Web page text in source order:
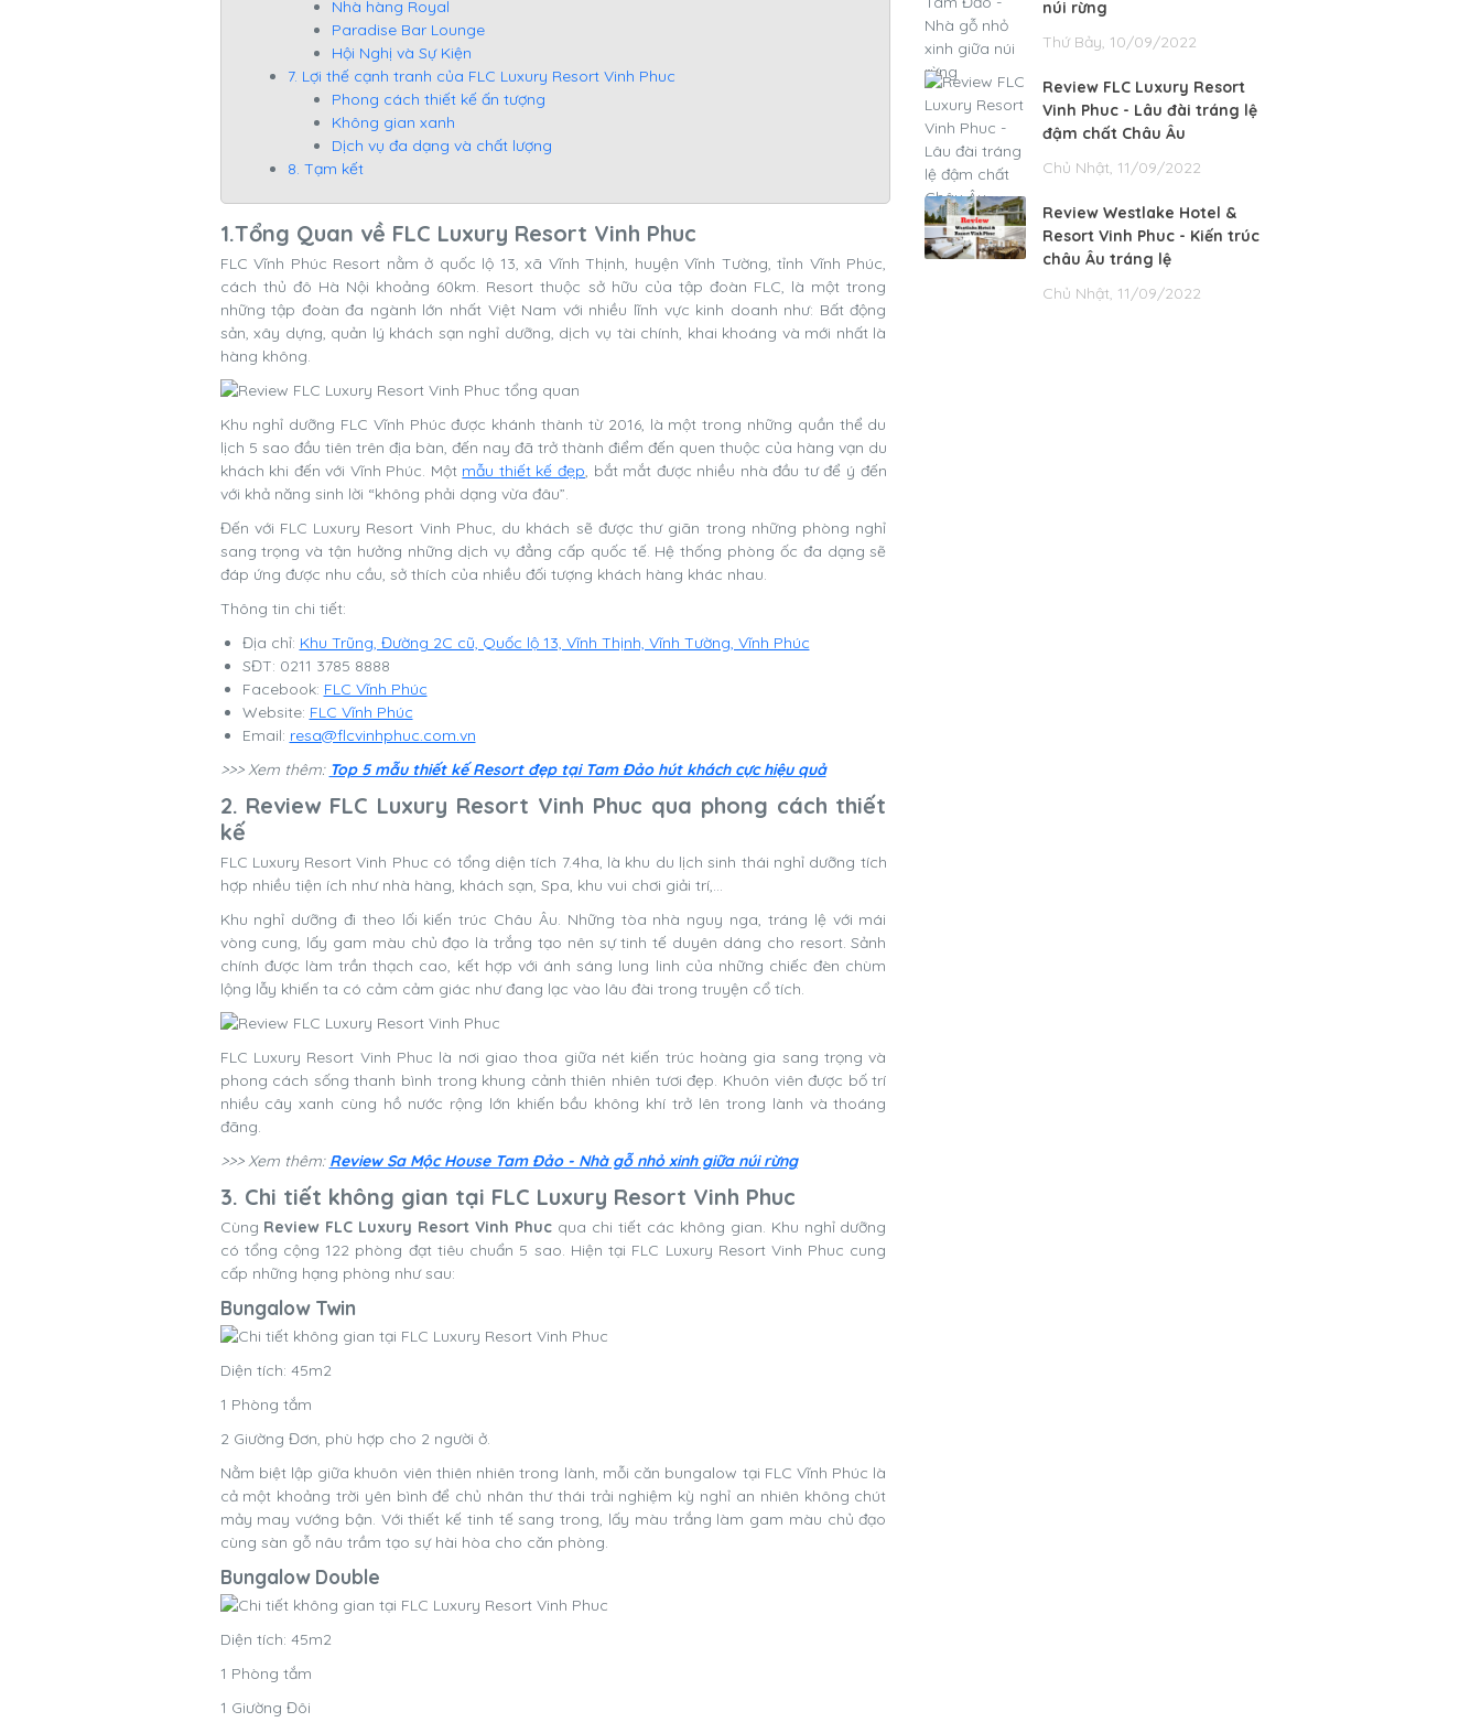
Nhà hàng Royal
Paradise Bar Lounge
Hội Nghị và Sự Kiện
7. Lợi thế cạnh tranh của FLC Luxury Resort Vinh Phuc
Phong cách thiết kế ấn tượng
Không gian xanh
Dịch vụ đa dạng và chất lượng
8. Tạm kết
1.Tổng Quan về FLC Luxury Resort Vinh Phuc
FLC Vĩnh Phúc Resort nằm ở quốc lộ 13, xã Vĩnh Thịnh, huyện Vĩnh Tường, tỉnh Vĩnh Phúc,
cách thủ đô Hà Nội khoảng 60km. Resort thuộc sở hữu của tập đoàn FLC, là một trong
những tập đoàn đa ngành lớn nhất Việt Nam với nhiều lĩnh vực kinh doanh như: Bất động
sản, xây dựng, quản lý khách sạn nghỉ dưỡng, dịch vụ tài chính, khai khoáng và mới nhất là
hàng không.
Khu nghỉ dưỡng FLC Vĩnh Phúc được khánh thành từ 2016, là một trong những quần thể du
lịch 5 sao đầu tiên trên địa bàn, đến nay đã trở thành điểm đến quen thuộc của hàng vạn du
khách khi đến với Vĩnh Phúc. Một mẫu thiết kế đẹp, bắt mắt được nhiều nhà đầu tư để ý đến
với khả năng sinh lời “không phải dạng vừa đâu”.
Đến với FLC Luxury Resort Vinh Phuc, du khách sẽ được thư giãn trong những phòng nghỉ
sang trọng và tận hưởng những dịch vụ đẳng cấp quốc tế. Hệ thống phòng ốc đa dạng sẽ
đáp ứng được nhu cầu, sở thích của nhiều đối tượng khách hàng khác nhau.
Thông tin chi tiết:
Địa chỉ: Khu Trũng, Đường 2C cũ, Quốc lộ 13, Vĩnh Thịnh, Vĩnh Tường, Vĩnh Phúc
SĐT: 0211 3785 8888
Facebook: FLC Vĩnh Phúc
Website: FLC Vĩnh Phúc
Email: resa@flcvinhphuc.com.vn
>>> Xem thêm: Top 5 mẫu thiết kế Resort đẹp tại Tam Đảo hút khách cực hiệu quả
2. Review FLC Luxury Resort Vinh Phuc qua phong cách thiết
kế
FLC Luxury Resort Vinh Phuc có tổng diện tích 7.4ha, là khu du lịch sinh thái nghỉ dưỡng tích
hợp nhiều tiện ích như nhà hàng, khách sạn, Spa, khu vui chơi giải trí,…
Khu nghỉ dưỡng đi theo lối kiến trúc Châu Âu. Những tòa nhà nguy nga, tráng lệ với mái
vòng cung, lấy gam màu chủ đạo là trắng tạo nên sự tinh tế duyên dáng cho resort. Sảnh
chính được làm trần thạch cao, kết hợp với ánh sáng lung linh của những chiếc đèn chùm
lộng lẫy khiến ta có cảm cảm giác như đang lạc vào lâu đài trong truyện cổ tích.
FLC Luxury Resort Vinh Phuc là nơi giao thoa giữa nét kiến trúc hoàng gia sang trọng và
phong cách sống thanh bình trong khung cảnh thiên nhiên tươi đẹp. Khuôn viên được bố trí
nhiều cây xanh cùng hồ nước rộng lớn khiến bầu không khí trở lên trong lành và thoáng
đãng.
>>> Xem thêm: Review Sa Mộc House Tam Đảo - Nhà gỗ nhỏ xinh giữa núi rừng
3. Chi tiết không gian tại FLC Luxury Resort Vinh Phuc
Cùng Review FLC Luxury Resort Vinh Phuc qua chi tiết các không gian. Khu nghỉ dưỡng
có tổng cộng 122 phòng đạt tiêu chuẩn 5 sao. Hiện tại FLC Luxury Resort Vinh Phuc cung
cấp những hạng phòng như sau:
Bungalow Twin
Diện tích: 45m2
1 Phòng tắm
2 Giường Đơn, phù hợp cho 2 người ở.
Nằm biệt lập giữa khuôn viên thiên nhiên trong lành, mỗi căn bungalow tại FLC Vĩnh Phúc là
cả một khoảng trời yên bình để chủ nhân thư thái trải nghiệm kỳ nghỉ an nhiên không chút
mảy may vướng bận. Với thiết kế tinh tế sang trong, lấy màu trắng làm gam màu chủ đạo
cùng sàn gỗ nâu trầm tạo sự hài hòa cho căn phòng.
Bungalow Double
Diện tích: 45m2
1 Phòng tắm
1 Giường Đôi
núi rừng
Thứ Bảy, 10/09/2022
Review FLC Luxury Resort
Vinh Phuc - Lâu đài tráng lệ
đậm chất Châu Âu
Chủ Nhật, 11/09/2022
Review Westlake Hotel &
Resort Vinh Phuc - Kiến trúc
châu Âu tráng lệ
Chủ Nhật, 11/09/2022